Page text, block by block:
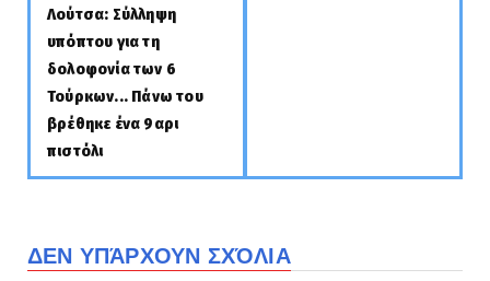
Λούτσα: Σύλληψη
υπόπτου για τη
δολοφονία των 6
Τούρκων... Πάνω του
βρέθηκε ένα 9αρι
πιστόλι
ΔΕΝ ΥΠΆΡΧΟΥΝ ΣΧΌΛΙΑ